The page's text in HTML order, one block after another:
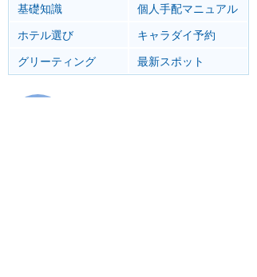
基礎知識
個人手配マニュアル
ホテル選び
キャラダイ予約
グリーティング
最新スポット